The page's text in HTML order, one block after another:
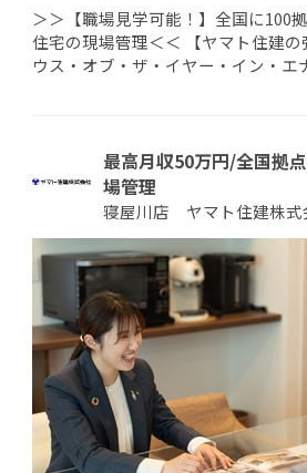
＞＞【職場見学可能！】全国に
住宅の現場管理＜＜ 【ヤマト住建
ウス・オブ・ザ・イヤー・イン・エ
最高月収50万円/全国拠
場管理
寝屋川店 ヤマト住建株式